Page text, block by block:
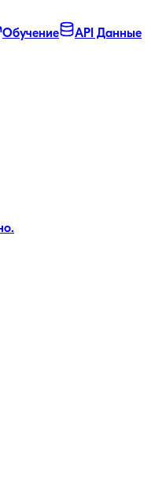
Обучение API Данные